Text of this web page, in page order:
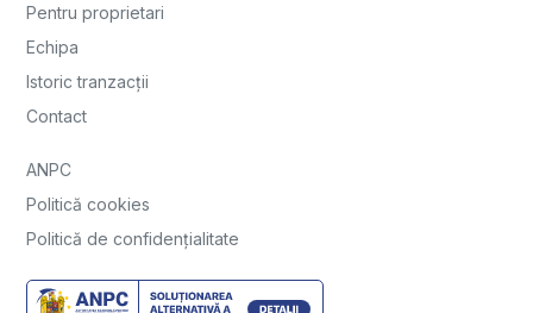
Pentru proprietari
Echipa
Istoric tranzacții
Contact
ANPC
Politică cookies
Politică de confidențialitate